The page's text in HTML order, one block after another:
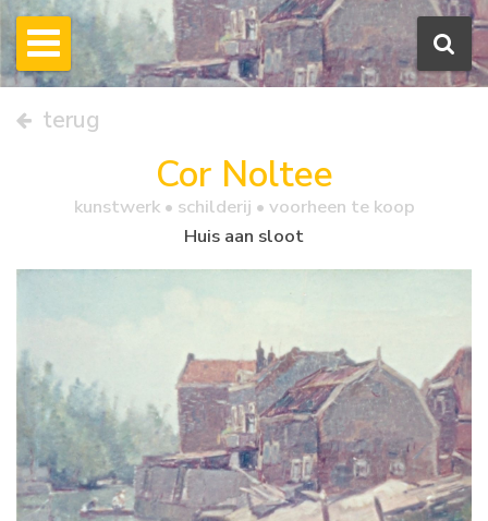
terug
Cor Noltee
kunstwerk • schilderij • voorheen te koop
Huis aan sloot